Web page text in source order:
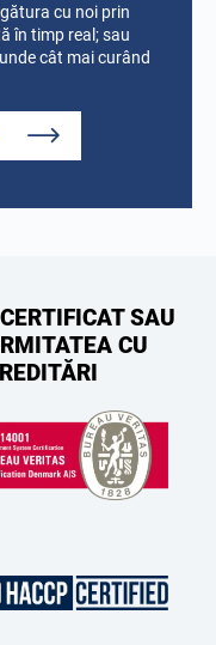
cu noi prin
în timp real; sau
cât mai curând
SAU
CU